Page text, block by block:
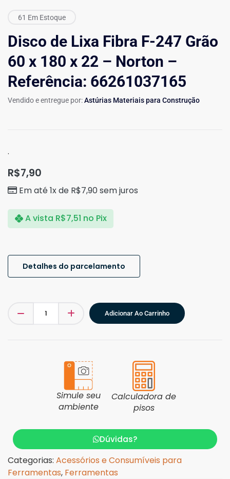
61 Em Estoque
Disco de Lixa Fibra F-247 Grão
60 x 180 x 22 – Norton –
Referência: 66261037165
Vendido e entregue por:Astúrias Materiais para Construção
.
R$7,90
Em até 1x de R$7,90sem juros
A vista R$7,51 no Pix
Detalhes do parcelamento
Adicionar Ao Carrinho
Simule seu
ambiente
Calculadora de
pisos
Dúvidas?
Categorias: Acessórios e Consumíveis para
Ferramentas, Ferramentas